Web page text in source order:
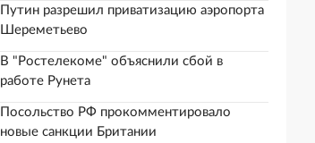
Путин разрешил приватизацию аэропорта
Шереметьево
В "Ростелекоме" объяснили сбой в
работе Рунета
Посольство РФ прокомментировало
новые санкции Британии